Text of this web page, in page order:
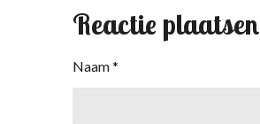
Reactie plaatsen
Naam *